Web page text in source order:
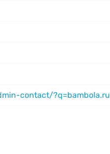
contact/?q=bambola.ru